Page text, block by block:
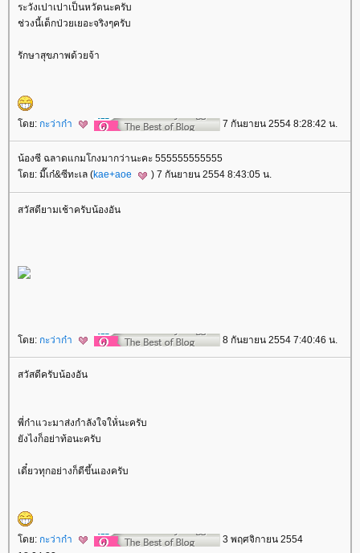
ระวังเปาเปาเป็นหวัดนะครับ
ช่วงนี้เด็กป่วยเยอะจริงๆครับ
รักษาสุขภาพด้วยจ้า
ดย: กะว่าก๋า 7 กันยายน 2554 8:28:42 น.
น้องซี ฉลาดแกมโกงมากว่านะคะ 555555555555
ดย: มี๊เก๋&ซีทะเล (kae+aoe ) 7 กันยายน 2554 8:43:05 น.
สวัสดียามเช้าครับน้องอัน
ดย: กะว่าก๋า 8 กันยายน 2554 7:40:46 น.
สวัสดีครับน้องอัน
พี่ก๋าแวะมาส่งกำลังใจให้่นะครับ
ังไงก็อย่าท้อนะครับ
เดี๋ยวทุกอย่างก็ดีขึ้นเองครับ
ดย: กะว่าก๋า
3 พฤศจิกายน 2554